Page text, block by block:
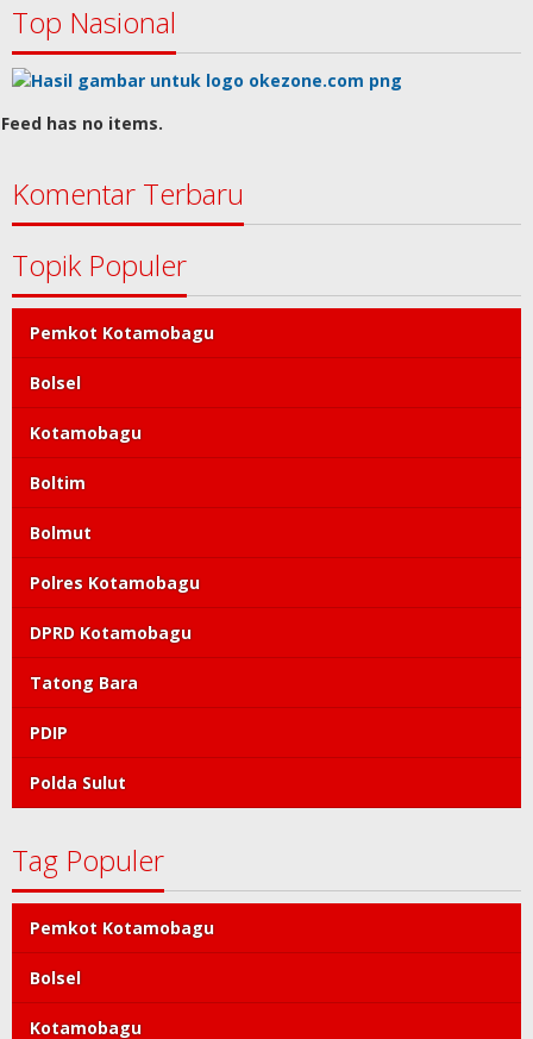
Top Nasional
Feed has no items.
Komentar Terbaru
Topik Populer
Pemkot Kotamobagu
Bolsel
Kotamobagu
Boltim
Bolmut
Polres Kotamobagu
DPRD Kotamobagu
Tatong Bara
PDIP
Polda Sulut
Tag Populer
Pemkot Kotamobagu
Bolsel
Kotamobagu